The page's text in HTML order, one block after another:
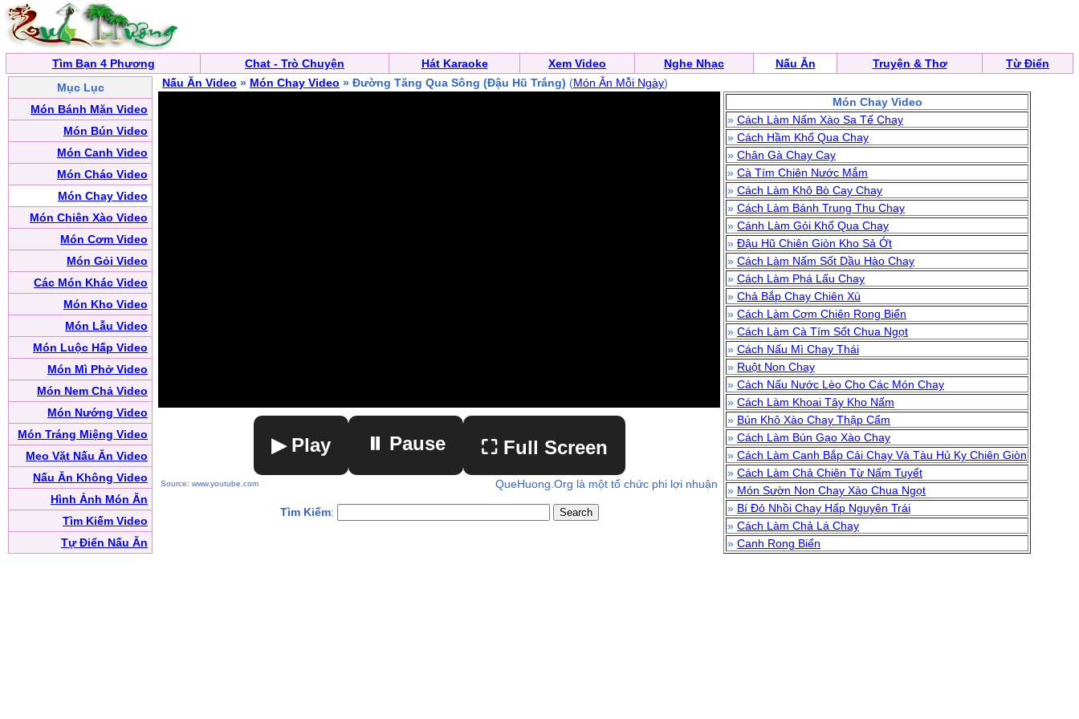
Tìm Bạn 4 Phương Chat - Trò Chuyện Hát Karaoke Xem Video Nghe Nhạc Nấu Ăn Truyện & Thơ
Từ Điển
Mục Lục
Món Bánh Mặn Video
Món Bún Video
Món Canh Video
Món Cháo Video
Món Chay Video
Món Chiên Xào Video
Món Cơm Video
Món Gỏi Video
Các Món Khác Video
Món Kho Video
Món Lẫu Video
Món Luộc Hấp Video
Món Mì Phở Video
Món Nem Chả Video
Món Nướng Video
Món Tráng Miệng Video
Mẹo Vặt Nấu Ăn Video
Nấu Ăn Không Video
Hình Ảnh Món Ăn
Tìm Kiếm Video
Tự Điển Nấu Ăn
Nấu Ăn Video » Món Chay Video » Đường Tăng Qua Sông (Đậu Hũ Trắng) (Món Ăn Mỗi Ngày)
▶ Play ⏸ Pause ⛶ Full Screen
Source: www.youtube.com QueHuong.Org là một tổ chức phi lợi nhuận
Tìm Kiếm:
Món Chay Video
» Cách Làm Nấm Xào Sa Tế Chay
» Cách Hầm Khổ Qua Chay
» Chân Gà Chay Cay
» Cà Tím Chiên Nước Mắm
» Cách Làm Khô Bò Cay Chay
» Cách Làm Bánh Trung Thu Chay
» Cánh Làm Gỏi Khổ Qua Chay
» Đậu Hũ Chiên Giòn Kho Sả Ớt
» Cách Làm Nấm Sốt Dầu Hào Chay
» Cách Làm Phá Lấu Chay
» Chả Bắp Chay Chiên Xù
» Cách Làm Cơm Chiên Rong Biển
» Cách Làm Cà Tím Sốt Chua Ngọt
» Cách Nấu Mì Chay Thái
» Ruột Non Chay
» Cách Nấu Nước Lèo Cho Các Món Chay
» Cách Làm Khoai Tây Kho Nấm
» Bún Khô Xào Chay Thập Cẩm
» Cách Làm Bún Gạo Xào Chay
» Cách Làm Canh Bắp Cải Chay Và Tàu Hủ Ky Chiên Giòn
» Cách Làm Chả Chiên Từ Nấm Tuyết
» Món Sườn Non Chay Xào Chua Ngọt
» Bí Đỏ Nhồi Chay Hấp Nguyên Trái
» Cách Làm Chả Lá Chay
» Canh Rong Biển